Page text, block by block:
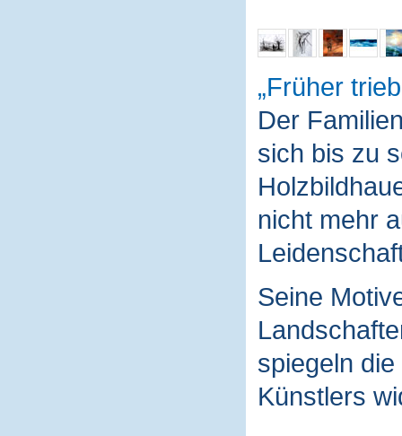
Früher
Der
sich bis zu
nicht mehr
Seine
spiegeln
Künstlers